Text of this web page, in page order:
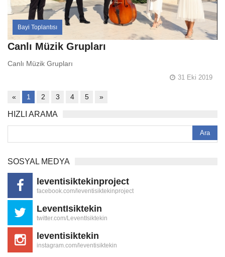
Bayi Toplantısı
Canlı Müzik Grupları
Canlı Müzik Grupları
31 Eki 2019
« 1 2 3 4 5 »
HIZLI ARAMA
SOSYAL MEDYA
leventisiktekinproject
facebook.com/leventisiktekinproject
LeventIsiktekin
twitter.com/LeventIsiktekin
leventisiktekin
instagram.com/leventisiktekin